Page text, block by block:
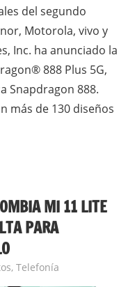
del segundo
Motorola, vivo y
Inc. ha anunciado la
888 Plus 5G,
Snapdragon 888.
más de 130 diseños
MI 11 LITE
PARA
Herrera
, Telefonía